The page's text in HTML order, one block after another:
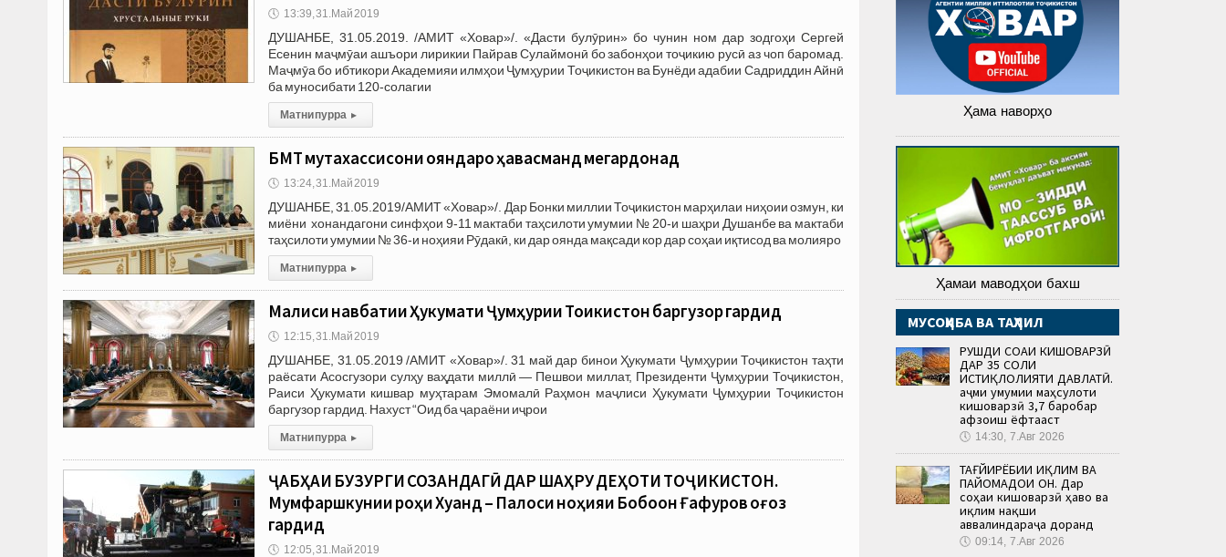
🕔 13:39, 31.Май 2019
ДУШАНБЕ, 31.05.2019. /АМИТ «Ховар»/. «Дасти булӯрин» бо чунин ном дар зодгоҳи Сергей
Есенин маҷмӯаи ашъори лирикии Пайрав Сулаймонӣ бо забонҳои тоҷикию русӣ аз чоп баромад.
Маҷмӯа бо ибтикори Академияи илмҳои Ҷумҳурии Тоҷикистон ва Бунёди адабии Садриддин Айнӣ
ба муносибати 120-солагии
Матни пурра ▸
БМТ мутахассисони ояндаро ҳавасманд мегардонад
🕔 13:24, 31.Май 2019
ДУШАНБЕ, 31.05.2019/АМИТ «Ховар»/. Дар Бонки миллии Тоҷикистон марҳилаи ниҳоии озмун, ки
миёни хонандагони синфҳои 9-11 мактаби таҳсилоти умумии № 20-и шаҳри Душанбе ва мактаби
таҳсилоти умумии № 36-и ноҳияи Рӯдакӣ, ки дар оянда мақсади кор дар соҳаи иқтисод ва молияро
Матни пурра ▸
Маҷлиси навбатии Ҳукумати Ҷумҳурии Тоҷикистон баргузор гардид
🕔 12:15, 31.Май 2019
ДУШАНБЕ, 31.05.2019 /АМИТ «Ховар»/. 31 май дар бинои Ҳукумати Ҷумҳурии Тоҷикистон таҳти
раёсати Асосгузори сулҳу ваҳдати миллӣ — Пешвои миллат, Президенти Ҷумҳурии Тоҷикистон,
Раиси Ҳукумати кишвар муҳтарам Эмомалӣ Раҳмон маҷлиси Ҳукумати Ҷумҳурии Тоҷикистон
баргузор гардид. Нахуст “Оид ба ҷараёни иҷрои
Матни пурра ▸
ҶАБҲАИ БУЗУРГИ СОЗАНДАГӢ ДАР ШАҲРУ ДЕҲОТИ ТОҶИКИСТОН.
Мумфаршкунии роҳи Хуҷанд – Палоси ноҳияи Бобоҷон Ғафуров оғоз
гардид
🕔 12:05, 31.Май 2019
Ҳама наворҳо
Ҳамаи маводҳои бахш
МУСОҲИБА ВА ТАҲЛИЛ
РУШДИ СОҲАИ КИШОВАРЗӢ
ДАР 35 СОЛИ
ИСТИҚЛОЛИЯТИ ДАВЛАТӢ.
Ҳаҷми умумии маҳсулоти
кишоварзӣ 3,7 баробар
афзоиш ёфтааст
🕔 14:30, 7.Авг 2026
ТАҒЙИРЁБИИ ИҚЛИМ ВА
ПАЙОМАДҲОИ ОН. Дар
соҳаи кишоварзӣ ҳаво ва
иқлим нақши
аввалиндараҷа доранд
🕔 09:14, 7.Авг 2026